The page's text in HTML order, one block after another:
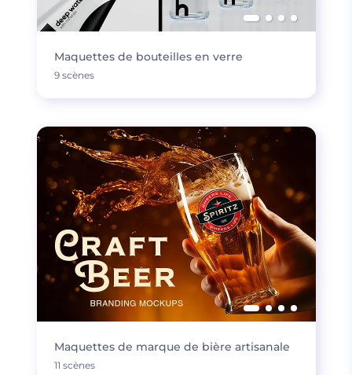
Maquettes de bouteilles en verre
9 scènes
Maquettes de marque de bière artisanale
11 scènes